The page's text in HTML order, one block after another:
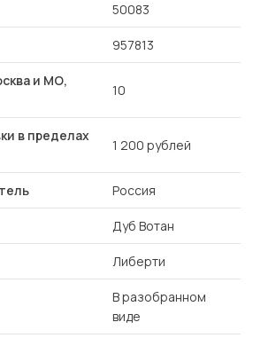
50083
957813
и МО,
10
в пределах
1 200 рублей
Россия
Дуб Вотан
Либерти
В разобранном
виде